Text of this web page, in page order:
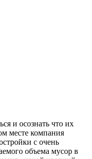
и осознать что их
месте компания
с очень
объема мусор в